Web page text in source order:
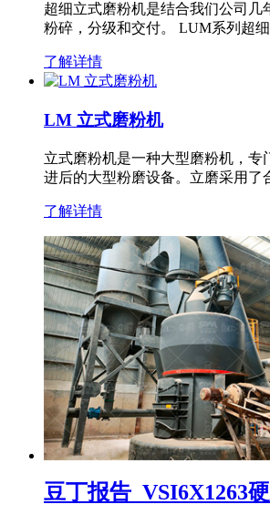
超细立式磨粉机是结合我们公司
粉碎，分级和交付。 LUM系列超
了解详情
LM 立式磨粉机
立式磨粉机是一种大型磨粉机，
进后的大型粉磨设备。立磨采用
了解详情
豆丁报告_VSI6X1263